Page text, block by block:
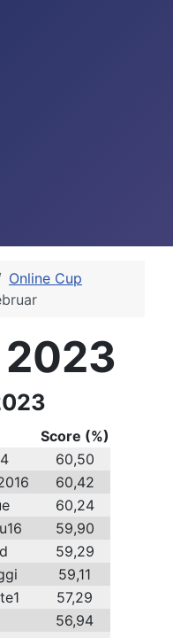
Online Cup
Score (%)
60,50
60,42
60,24
59,90
59,29
59,11
57,29
56,94